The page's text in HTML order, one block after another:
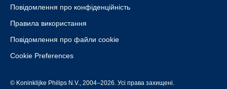
Повідомлення про конфіденційність
Правила використання
Повідомлення про файли cookie
Cookie Preferences
© Koninklijke Philips N.V., 2004–2026. Усі права захищені.